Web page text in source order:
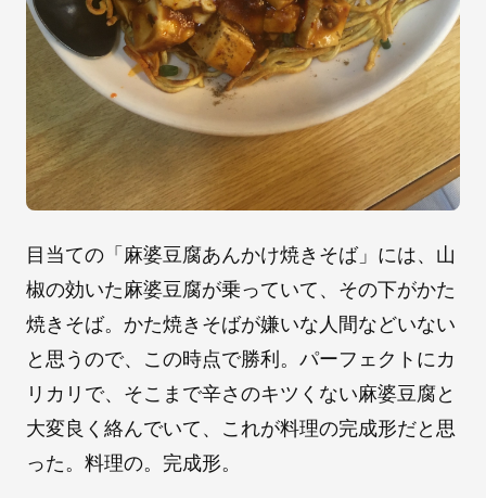
目当ての「麻婆豆腐あんかけ焼きそば」には、山
椒の効いた麻婆豆腐が乗っていて、その下がかた
焼きそば。かた焼きそばが嫌いな人間などいない
と思うので、この時点で勝利。パーフェクトにカ
リカリで、そこまで辛さのキツくない麻婆豆腐と
大変良く絡んでいて、これが料理の完成形だと思
った。料理の。完成形。